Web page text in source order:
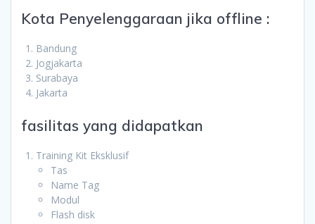
Kota Penyelenggaraan jika offline :
Bandung
Jogjakarta
Surabaya
Jakarta
fasilitas yang didapatkan
Training Kit Eksklusif
Tas
Name Tag
Modul
Flash disk